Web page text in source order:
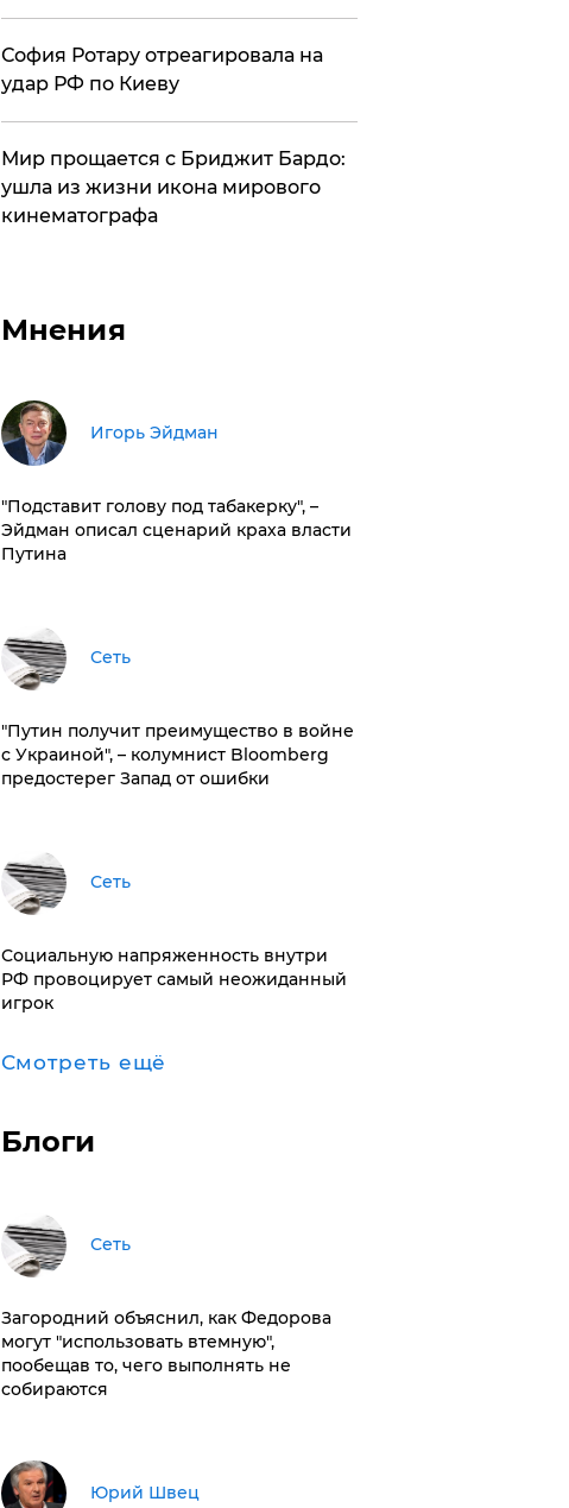
София Ротару отреагировала на
удар РФ по Киеву
Мир прощается с Бриджит Бардо:
ушла из жизни икона мирового
кинематографа
Мнения
Игорь Эйдман
​"Подставит голову под табакерку", –
Эйдман описал сценарий краха власти
Путина
Сеть
"Путин получит преимущество в войне
с Украиной", – колумнист Bloomberg
предостерег Запад от ошибки
Сеть
Социальную напряженность внутри
РФ провоцирует самый неожиданный
игрок
Смотреть ещё
Блоги
Сеть
Загородний объяснил, как Федорова
могут "использовать втемную",
пообещав то, чего выполнять не
собираются
Юрий Швец